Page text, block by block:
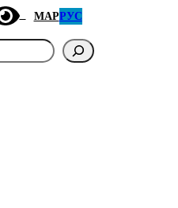
МАРРУС